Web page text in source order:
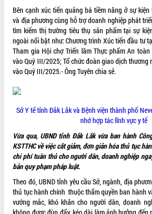
Xây dựng nông thôn mới: Nâng cao đời
sống người dân từ những mô hình thiết
thực
Quyết liệt tháo gỡ vướng mắc, đẩy
nhanh tiến độ các dự án trọng điểm
trong Khu kinh tế Nam Phú Yên
tồn biển
Lấy ý kiến điều chỉnh Quy hoạch tỉnh
Đắk Lắk thời kỳ 2021-2030, tầm nhìn
Phát động chiến dịch 30 ngày đêm
giải phóng mặt bằng Tuyến đường bộ
ven biển
Đắk Lắk nỗ lực thúc đẩy tăng trưởng
kinh tế từ 10% trở lên trong Quý
II/2026
Đắk Lắk ký kết thỏa thuận hợp tác về
Bên cạnh xúc tiến quảng bá tiềm năng ở sự
và địa phương cùng hỗ trợ doanh nghiệp phát
tìm kiếm thị trường tiêu thụ sản phẩm tại sự
ngoài nổi bật như: Chương trình Xúc tiến đầu tư
Tham gia Hội chợ Triển lãm Thực phẩm An
vào Quý III/2025; Tổ chức đoàn giao dịch thương
vào Quý III/2025.- Ông Tuyên chia sẻ.
Sở Y tế tỉnh Đắk Lắk và Bệnh viện thành phố
nhớ hợp tác lĩnh vực y tế
Vừa qua, UBND tỉnh Đắk Lắk vừa ban hành
KSTTHC về việc cắt giảm, đơn giản hóa thủ tục
chi phí tuân thủ cho người dân, doanh nghiệp
bản quy phạm pháp luật.
Theo đó, UBND tỉnh yêu cầu Sở, ngành, địa
thủ tục hành chính thuộc thẩm quyền ban hành
vướng mắc, khó khăn cho người dân, doanh